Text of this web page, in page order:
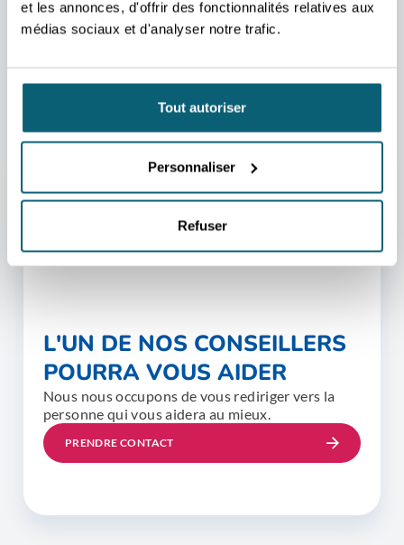
et les annonces, d'offrir des fonctionnalités relatives aux
médias sociaux et d'analyser notre trafic.
Tout autoriser
Personnaliser
Refuser
Complex, Bandra (E), Mumbai,
Maharashtra 400098 Mumbaï
L'UN DE NOS CONSEILLERS
POURRA VOUS AIDER
Nous nous occupons de vous rediriger vers la
personne qui vous aidera au mieux.
PRENDRE CONTACT